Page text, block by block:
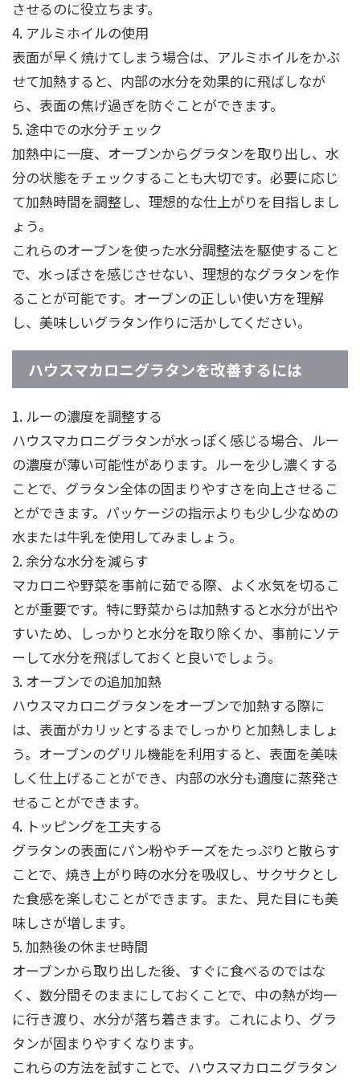
させるのに役立ちます。
4. アルミホイルの使用
表面が早く焼けてしまう場合は、アルミホイルをかぶ
せて加熱すると、内部の水分を効果的に飛ばしなが
ら、表面の焦げ過ぎを防ぐことができます。
5. 途中での水分チェック
加熱中に一度、オーブンからグラタンを取り出し、水
分の状態をチェックすることも大切です。必要に応じ
て加熱時間を調整し、理想的な仕上がりを目指しまし
ょう。
これらのオーブンを使った水分調整法を駆使すること
で、水っぽさを感じさせない、理想的なグラタンを作
ることが可能です。オーブンの正しい使い方を理解
し、美味しいグラタン作りに活かしてください。
ハウスマカロニグラタンを改善するには
1. ルーの濃度を調整する
ハウスマカロニグラタンが水っぽく感じる場合、ルー
の濃度が薄い可能性があります。ルーを少し濃くする
ことで、グラタン全体の固まりやすさを向上させるこ
とができます。パッケージの指示よりも少し少なめの
水または牛乳を使用してみましょう。
2. 余分な水分を減らす
マカロニや野菜を事前に茹でる際、よく水気を切るこ
とが重要です。特に野菜からは加熱すると水分が出や
すいため、しっかりと水分を取り除くか、事前にソテ
ーして水分を飛ばしておくと良いでしょう。
3. オーブンでの追加加熱
ハウスマカロニグラタンをオーブンで加熱する際に
は、表面がカリッとするまでしっかりと加熱しましょ
う。オーブンのグリル機能を利用すると、表面を美味
しく仕上げることができ、内部の水分も適度に蒸発さ
せることができます。
4. トッピングを工夫する
グラタンの表面にパン粉やチーズをたっぷりと散らす
ことで、焼き上がり時の水分を吸収し、サクサクとし
た食感を楽しむことができます。また、見た目にも美
味しさが増します。
5. 加熱後の休ませ時間
オーブンから取り出した後、すぐに食べるのではな
く、数分間そのままにしておくことで、中の熱が均一
に行き渡り、水分が落ち着きます。これにより、グラ
タンが固まりやすくなります。
これらの方法を試すことで、ハウスマカロニグラタン